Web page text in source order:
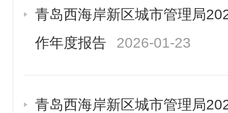
青岛西海岸新区城市管理局
作年度报告
2026-01-23
青岛西海岸新区城市管理局